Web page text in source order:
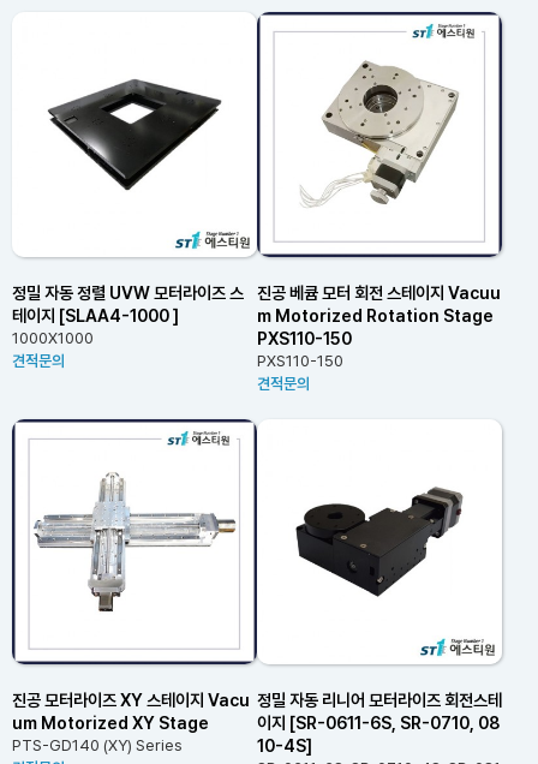
정밀 자동 정렬 UVW 모터라이즈 스
테이지 [SLAA4-1000 ]
1000X1000
견적문의
진공 베큠 모터 회전 스테이지 Vacuu
m Motorized Rotation Stage
PXS110-150
PXS110-150
견적문의
진공 모터라이즈 XY 스테이지 Vacu
um Motorized XY Stage
PTS-GD140 (XY) Series
정밀 자동 리니어 모터라이즈 회전스테
이지 [SR-0611-6S, SR-0710, 08
10-4S]